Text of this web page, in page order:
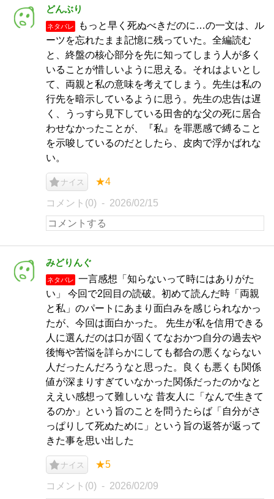
どんぶり
ネタバレ
もっと早く死ぬべきだのに…の一文は、ル
ーツを忘れたまま記憶に残っていた。全編読む
と、終盤の核心部分を先に知ってしまう人が多く
いることが惜しいように思える。それはよいとし
て、両親と私の意味を考えてしまう。先生は私の
行先を暗示しているように思う。先生の忠告は遅
く、うっすら見下している田舎的な父の死に居合
わせなかったことが、『私』を罪悪感で縛ること
を示唆しているのだとしたら、皮肉で浮かばれな
い。
ナイス ★4
コメント(0) 2026/02/15
みどりんぐ
ネタバレ
一言感想「知らないって時にはありがた
い」 今回で2回目の読破。初めて読んだ時「両親
と私」のパートにあまり面白みを感じられなかっ
たが、今回は面白かった。 先生が私を信用できる
人に選んだのは口が固くてなおかつ自分の過去や
後悔や苦悩を詳らかにしても都合の悪くならない
人だったんだろうなと思った。良くも悪くも関係
値が深まりすぎていなかった関係だったのかなと
ええい感想って難しいな 昔友人に「なんで生きて
るのか」という旨のことを問うたらば「自分がさ
っぱりして死ぬために」という旨の返答が返って
きた事を思い出した
ナイス ★5
コメント(0) 2026/02/09